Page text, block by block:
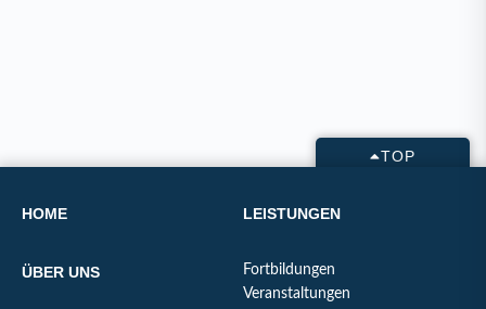
TOP
HOME
ÜBER UNS
LEISTUNGEN
Fortbildungen
Veranstaltungen